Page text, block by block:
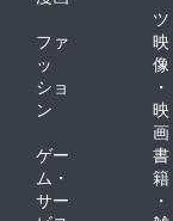
ツ
ファ
ッ
ショ
ン
映
像
・
映
画
ゲー
ム・
サー
書
籍
・